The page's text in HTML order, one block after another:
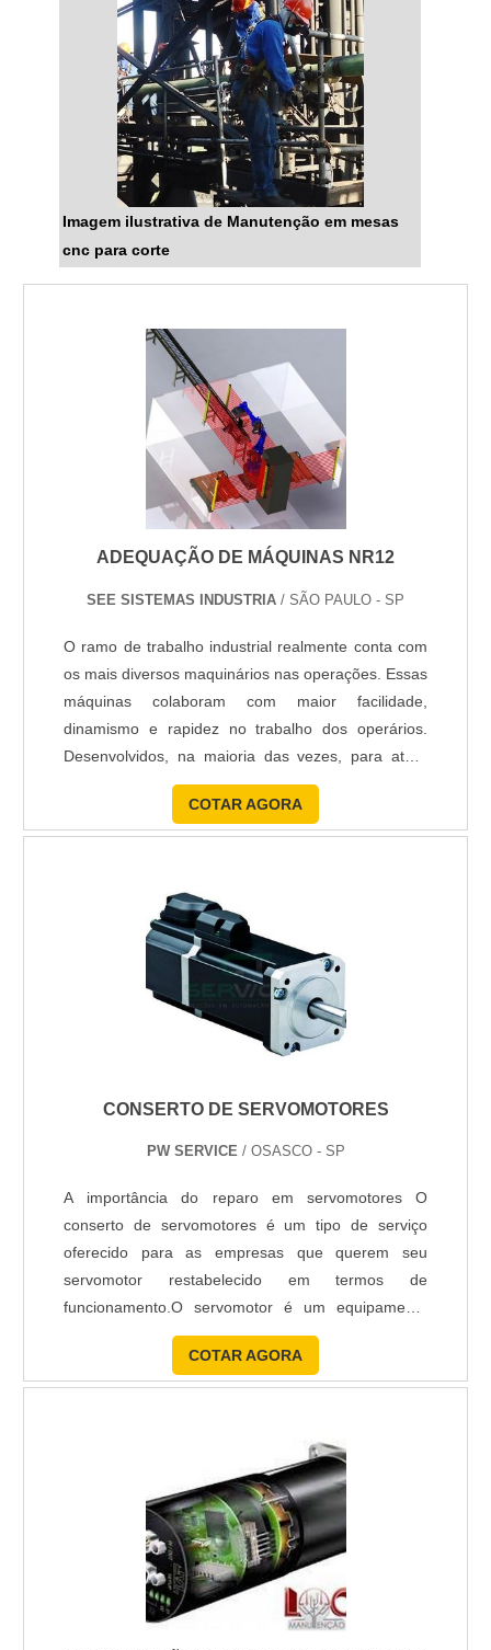
Imagem ilustrativa de Manutenção em mesas
cnc para corte
ADEQUAÇÃO DE MÁQUINAS NR12
SEE SISTEMAS INDUSTRIA / SÃO PAULO - SP
O ramo de trabalho industrial realmente conta com
os mais diversos maquinários nas operações. Essas
máquinas colaboram com maior facilidade,
dinamismo e rapidez no trabalho dos operários.
Desenvolvidos, na maioria das vezes, para atuar
nas atividades mais intensas, que poderiam gerar
risco aos trabalhadores, estes maquinários
proporcionam não apenas segurança e um
colaboram com uma alta produtividade para....
COTAR AGORA
CONSERTO DE SERVOMOTORES
PW SERVICE/ OSASCO - SP
A importância do reparo em servomotores O
conserto de servomotores é um tipo de serviço
oferecido para as empresas que querem seu
servomotor restabelecido em termos de
funcionamento.O servomotor é um equipamento
que realiza o controle de maquinários
principalmente dos que tem a sua atuação na
indústria. O que é o conserto para servomotores?
e com uma equipe competente, busca identificar o
COTAR AGORA